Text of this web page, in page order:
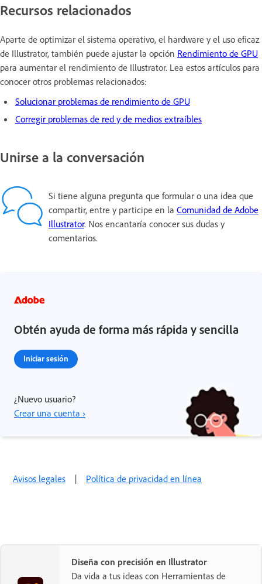
Recursos relacionados
Aparte de optimizar el sistema operativo, el hardware y el uso eficaz
de Illustrator, también puede ajustar la opción Rendimiento de GPU
para aumentar el rendimiento de Illustrator. Lea estos artículos para
conocer otros problemas relacionados:
Solucionar problemas de rendimiento de GPU
Corregir problemas de red y de medios extraíbles
Unirse a la conversación
Si tiene alguna pregunta que formular o una idea que
compartir, entre y participe en la Comunidad de Adobe
Illustrator. Nos encantaría conocer sus dudas y
comentarios.
Obtén ayuda de forma más rápida y sencilla
Iniciar sesión
¿Nuevo usuario?
Crear una cuenta ›
Avisos legales | Política de privacidad en línea
Diseña con precisión en Illustrator
Da vida a tus ideas con Herramientas de